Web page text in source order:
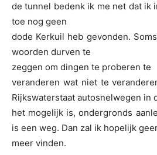
de tunnel bedenk ik me net dat ik
toe nog geen
dode Kerkuil heb gevonden.
woorden durven te
zeggen om dingen te proberen te
veranderen wat niet te
Rijkswaterstaat autosnelwegen in
het mogelijk is, ondergronds
is een weg. Dan zal ik hopelijk
meer vinden.